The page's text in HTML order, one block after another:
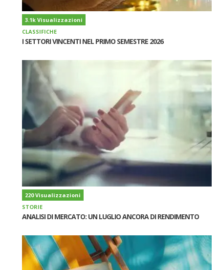
3.1k Visualizzazioni
CLASSIFICHE
I SETTORI VINCENTI NEL PRIMO SEMESTRE 2026
220 Visualizzazioni
STORIE
ANALISI DI MERCATO: UN LUGLIO ANCORA DI RENDIMENTO